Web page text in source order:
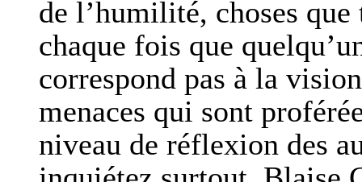
de l’humilité, choses
chaque fois que
correspond pas à la
menaces qui sont
niveau de réflexion des